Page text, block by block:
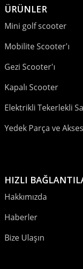
ÜRÜNLER
Mini golf scooter
Mobilite Scooter'ı
Gezi Scooter'ı
Kapalı Scooter
Elektrikli Tekerlekli
Yedek Parça ve
HIZLI
Hakkımızda
Haberler
Bize Ulaşın